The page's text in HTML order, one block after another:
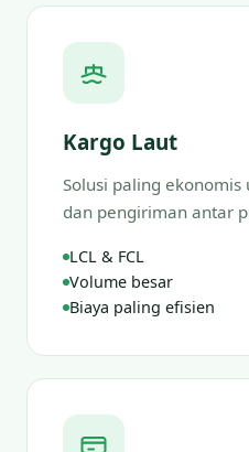
Kargo Laut
Solusi paling
dan pengiriman antar
LCL & FCL
Volume besar
Biaya paling efisien